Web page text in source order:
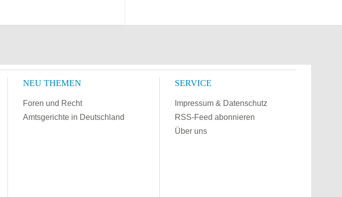
NEU THEMEN
Foren und Recht
Amtsgerichte in Deutschland
SERVICE
Impressum & Datenschutz
RSS-Feed abonnieren
Über uns